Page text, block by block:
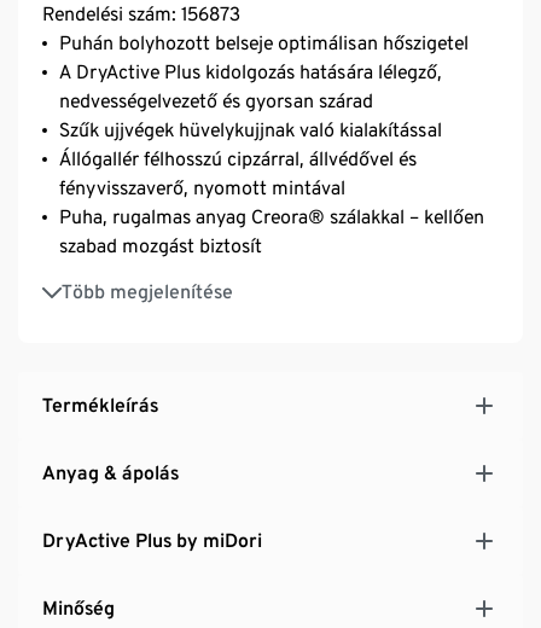
Rendelési szám: 156873
Puhán bolyhozott belseje optimálisan hőszigetel
A DryActive Plus kidolgozás hatására lélegző,
nedvességelvezető és gyorsan szárad
Szűk ujjvégek hüvelykujjnak való kialakítással
Állógallér félhosszú cipzárral, állvédővel és
fényvisszaverő, nyomott mintával
Puha, rugalmas anyag Creora® szálakkal – kellően
szabad mozgást biztosít
Több megjelenítése
Cipzáras zseb hátul
Fényvisszaverő nyomott mintákkal hátul
Termékleírás
Anyag & ápolás
DryActive Plus by miDori
Minőség